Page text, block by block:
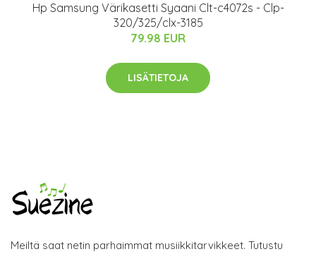
Hp Samsung Värikasetti Syaani Clt-c4072s - Clp-
320/325/clx-3185
79.98 EUR
LISÄTIETOJA
Meiltä saat netin parhaimmat musiikkitarvikkeet. Tutustu